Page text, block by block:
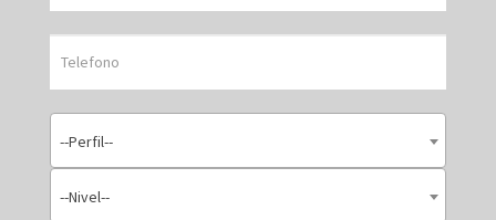
--Perfil--
--Nivel--